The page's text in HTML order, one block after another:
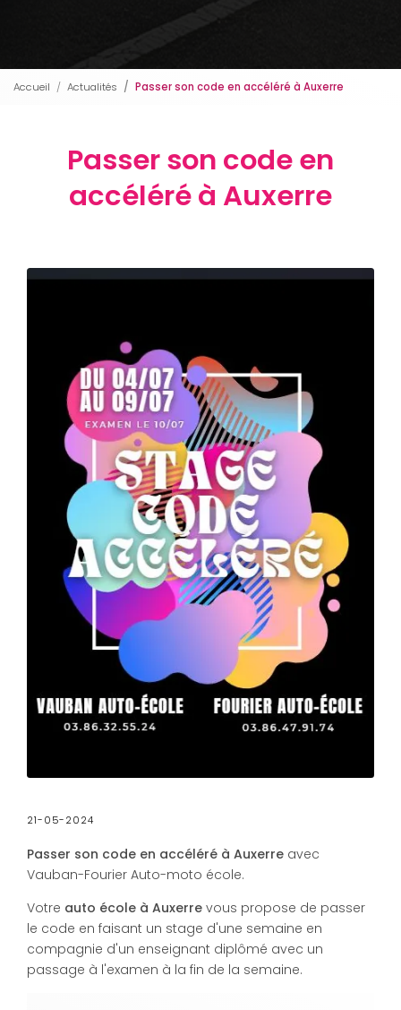
Accueil Actualités Passer son code en accéléré à Auxerre
Passer son code en
accéléré à Auxerre
21-05-2024
Passer son code en accéléré à Auxerre avec
Vauban-Fourier Auto-moto école.
Votre auto école à Auxerre vous propose de passer
le code en faisant un stage d'une semaine en
compagnie d'un enseignant diplômé avec un
passage à l'examen à la fin de la semaine.